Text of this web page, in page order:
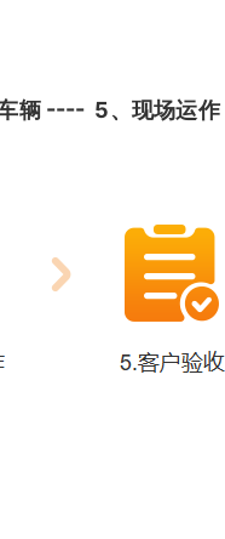
辆 ---- 5、现场运